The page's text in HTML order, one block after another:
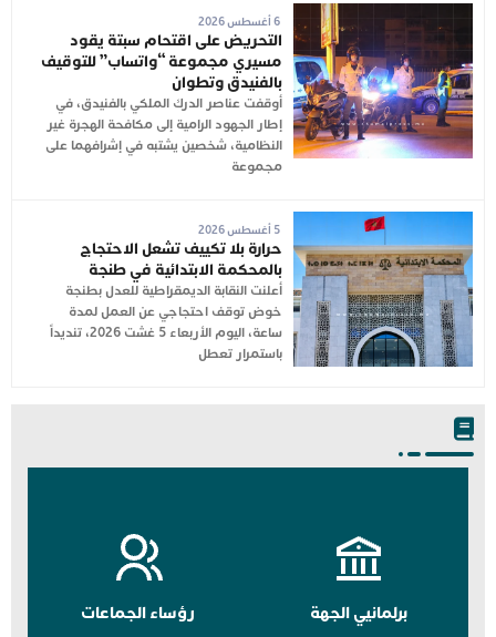
6 أغسطس 2026
التحريض على اقتحام سبتة يقود
مسيري مجموعة “واتساب” للتوقيف
بالفنيدق وتطوان
أوقفت عناصر الدرك الملكي بالفنيدق، في
إطار الجهود الرامية إلى مكافحة الهجرة غير
النظامية، شخصين يشتبه في إشرافهما على
مجموعة
5 أغسطس 2026
حرارة بلا تكييف تشعل الاحتجاج
بالمحكمة الابتدائية في طنجة
أعلنت النقابة الديمقراطية للعدل بطنجة
خوض توقف احتجاجي عن العمل لمدة
ساعة، اليوم الأربعاء 5 غشت 2026، تنديداً
باستمرار تعطل
برلمانيي الجهة رؤساء الجماعات